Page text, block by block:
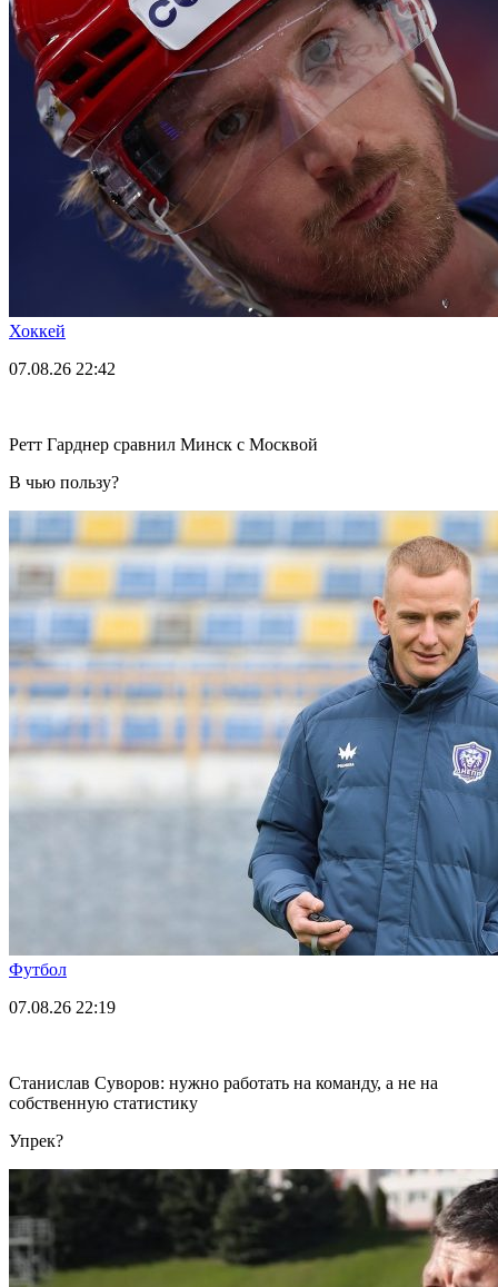
Хоккей
07.08.26 22:42
Ретт Гарднер сравнил Минск с Москвой
В чью пользу?
Футбол
07.08.26 22:19
Станислав Суворов: нужно работать на команду, а не на
собственную статистику
Упрек?